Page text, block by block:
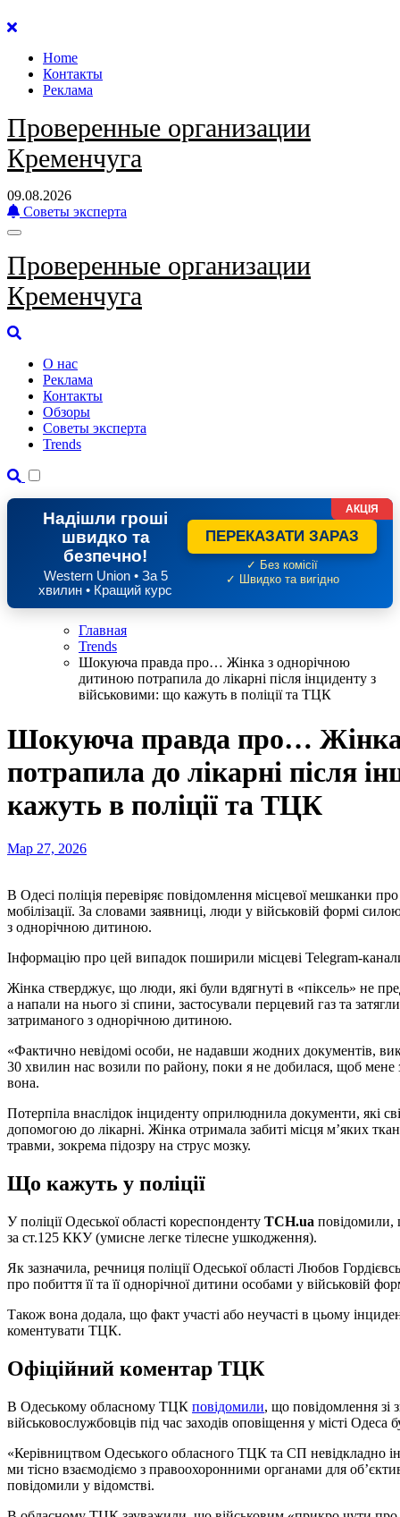
Перейти
содержанию
Home
Контакты
Реклама
Проверенные организации
Кременчуга
09.08.2026
Советы эксперта
Проверенные организации
Кременчуга
О нас
Реклама
Контакты
Обзоры
Советы эксперта
Trends
Надішли гроші
швидко та
безпечно!
Western Union • За 5
хвилин • Кращий курс
ПЕРЕКАЗАТИ ЗАРАЗ
✓ Без комісії
✓ Швидко та вигідно
АКЦІЯ
Главная
Trends
Шокуюча правда про… Жінка з однорічною
дитиною потрапила до лікарні після інциденту з
військовими: що кажуть в поліції та ТЦК
Шокуюча правда про… Жінка
потрапила до лікарні після
кажуть в поліції та ТЦК
Мар 27, 2026
В Одесі поліція перевіряє повідомлення місцевої мешканки про інцидент, який стався начебто під час примусової
мобілізації. За словами заявниці, люди у військовій формі
з однорічною дитиною.
Інформацію про цей випадок поширили місцеві Telegram-
Жінка стверджує, що люди, які були вдягнуті в «піксель» не
а напали на нього зі спини, застосували перцевий газ та
затриманого з однорічною дитиною.
«Фактично невідомі особи, не надавши жодних документів,
30 хвилин нас возили по району, поки я не добилася, щоб
вона.
Потерпіла внаслідок інциденту оприлюднила документи, які
допомогою до лікарні. Жінка отримала забиті місця м’яких
травми, зокрема підозру на струс мозку.
Що кажуть у поліції
У поліції Одеської області кореспонденту ТСН.ua повідомили,
за ст.125 ККУ (умисне легке тілесне ушкодження).
Як зазначила, речниця поліції Одеської області Любов
про побиття її та її однорічної дитини особами у військовій
Також вона додала, що факт участі або неучасті в цьому
коментувати ТЦК.
Офіційний коментар ТЦК
В Одеському обласному ТЦК повідомили, що повідомлення зі
військовослужбовців під час заходів оповіщення у місті
«Керівництвом Одеського обласного ТЦК та СП невідкладно
ми тісно взаємодіємо з правоохоронними органами для
повідомили у відомстві.